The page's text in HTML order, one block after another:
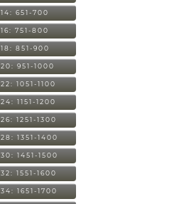
14: 651-700
16: 751-800
18: 851-900
20: 951-1000
22: 1051-1100
24: 1151-1200
26: 1251-1300
28: 1351-1400
30: 1451-1500
32: 1551-1600
34: 1651-1700